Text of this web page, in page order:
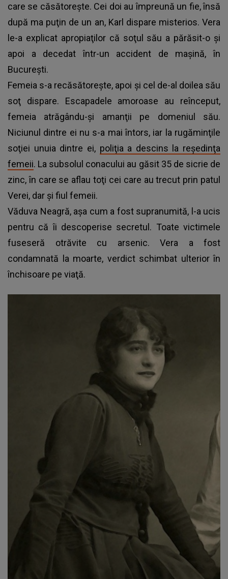
care se căsătoreşte. Cei doi au împreună un fie, însă
după ma puţin de un an, Karl dispare misterios. Vera
le-a explicat apropiaţilor că soţul său a părăsit-o şi
apoi a decedat într-un accident de maşină, în
Bucureşti.
Femeia s-a recăsătoreşte, apoi şi cel de-al doilea său
soţ dispare. Escapadele amoroase au reînceput,
femeia atrăgându-şi amanţii pe domeniul său.
Niciunul dintre ei nu s-a mai întors, iar la rugăminţile
soţiei unuia dintre ei, poliţia a descins la reşedinţa
femeii. La subsolul conacului au găsit 35 de sicrie de
zinc, în care se aflau toţi cei care au trecut prin patul
Verei, dar şi fiul femeii.
Văduva Neagră, aşa cum a fost supranumită, l-a ucis
pentru că îi descoperise secretul. Toate victimele
fuseseră otrăvite cu arsenic. Vera a fost
condamnată la moarte, verdict schimbat ulterior în
închisoare pe viaţă.